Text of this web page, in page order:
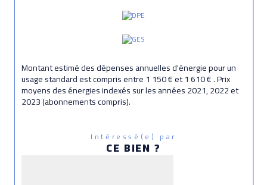
Montant estimé des dépenses annuelles d'énergie pour un
usage standard est compris entre 1 150 € et 1 610 € . Prix
moyens des énergies indexés sur les années 2021, 2022 et
2023 (abonnements compris).
Intéressé(e) par
CE BIEN ?